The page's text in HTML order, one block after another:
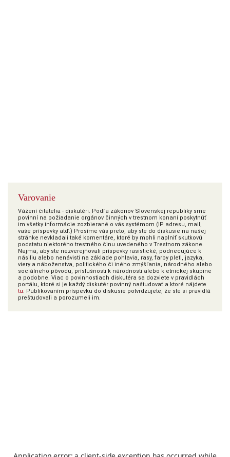
Varovanie
Vážení čitatelia - diskutéri. Podľa zákonov Slovenskej republiky sme
povinní na požiadanie orgánov činných v trestnom konaní poskytnúť
im všetky informácie zozbierané o vás systémom (IP adresu, mail,
vaše príspevky atď.) Prosíme vás preto, aby ste do diskusie na našej
stránke nevkladali také komentáre, ktoré by mohli naplniť skutkovú
podstatu niektorého trestného činu uvedeného v Trestnom zákone.
Najmä, aby ste nezverejňovali príspevky rasistické, podnecujúce k
násiliu alebo nenávisti na základe pohlavia, rasy, farby pleti, jazyka,
viery a náboženstva, politického či iného zmýšľania, národného alebo
sociálneho pôvodu, príslušnosti k národnosti alebo k etnickej skupine
a podobne. Viac o povinnostiach diskutéra sa dozviete v pravidlách
portálu, ktoré si je každý diskutér povinný naštudovať a ktoré nájdete
tu. Publikovaním príspevku do diskusie potvrdzujete, že ste si pravidlá
preštudovali a porozumeli im.